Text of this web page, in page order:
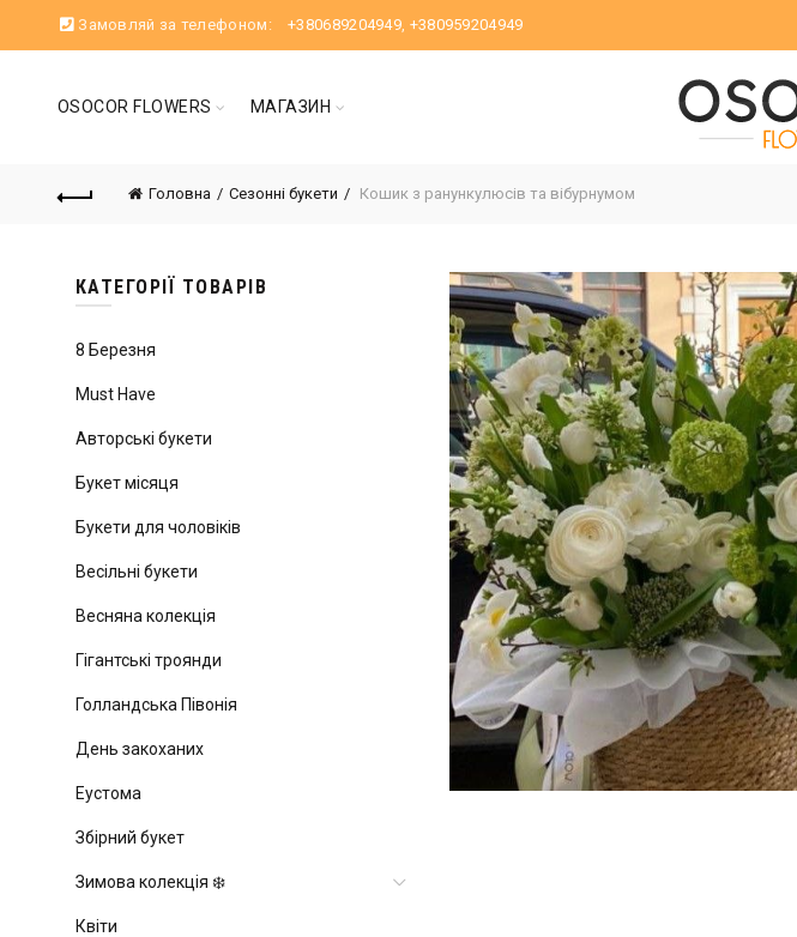
Замовляй за телефоном: +380689204949, +380959204949
OSOCOR FLOWERS МАГАЗИН
Головна Сезонні букети Кошик з ранункулюсів та вібурнумом
КАТЕГОРІЇ ТОВАРІВ
8 Березня
Must Have
Авторські букети
Букет місяця
Букети для чоловіків
Весільні букети
Весняна колекція
Гігантські троянди
Голландська Півонія
День закоханих
Еустома
Збірний букет
Зимова колекція ❄️
Квіти